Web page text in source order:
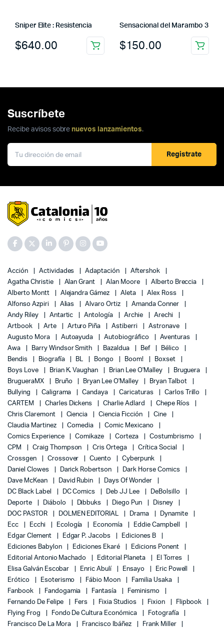
Sniper Elite : Resistencia
$640.00
Sensacional del Marambo 3
$150.00
Suscríbete
Recibe avisos sobre nuevos lanzamientos.
Registrate
Acción Actividades Adaptación
Aftershok
Agatha Christie
Alan Grant Alan Moore
Alberto Breccia
Alberto Montt
Alejandra Gámez Aleta
Alex Ross
Alfonso Azpiri
Alias Alvaro Ortiz
Amanda Conner
Andy Riley
Antartic Antología Archie
Arechi
Artbook
Arte Arturo Piña Astiberri
Astronave
Augusto Mora
Autoayuda Autobiográfico
Aventuras
Awa
Barry Windsor Smith Bazaldua Bef
Bélico
Bendis
Biografía BL Bongo Boom!
Boxset
Boys Love
Brian K. Vaughan Brian Lee O'Malley
Bruguera
BrugueraMX
Bruño Bryan Lee O'Malley
Bryan Talbot
Bullying
Caligrama Candaya Caricaturas
Carlos Trillo
CARTEM
Charles Dickens Charlie Adlard
Chepe Ríos
Chris Claremont
Ciencia Ciencia Ficción
Cine
Claudia Martinez
Comedia
Comic Mexicano
Comics Experience
Comikaze Corteza
Costumbrismo
CPM
Craig Thompson Cris Ortega
Crítica Social
Crossgen
Crossover Cuento
Cyberpunk
Daniel Clowes
Darick Robertson
Dark Horse Comics
Dave McKean
David Rubin
Days Of Wonder
DC Black Label
DC Comics Deb JJ Lee
DeBolsillo
Deporte
Diábolo Dibbuks Diego Pun
Disney
DOC PASTOR
DOLMEN EDITORIAL Drama
Dynamite
Ecc
Ecchi Ecología Economía
Eddie Campbell
Edgar Clement
Edgar P. Jacobs
Ediciones B
Ediciones Babylon
Ediciones Ekaré
Edicions Ponent
Editorial Antonio Machado
Editorial Planeta
El Torres
Elisa Galván Escobar
Enric Abulí Ensayo
Eric Powell
Erótico
Esoterismo Fábio Moon
Familia Usaka
Fanbook
Fandogamia Fantasía
Feminismo
Fernando De Felipe
Fers Fixia Studios Fixion
Flipbook
Flying Frog
Fondo De Cultura Económica
Fotografía
Francisco De La Mora
Francisco Ibáñez
Frank Miller